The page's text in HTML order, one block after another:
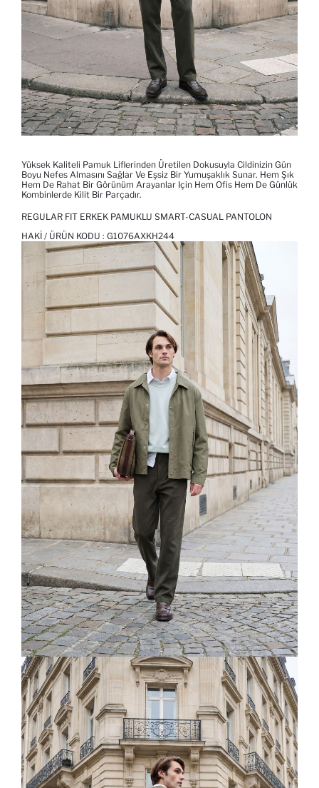
Yüksek Kaliteli Pamuk Liflerinden Üretilen Dokusuyla Cildinizin Gün
Boyu Nefes Almasını Sağlar Ve Eşsiz Bir Yumuşaklık Sunar. Hem Şık
Hem De Rahat Bir Görünüm Arayanlar Için Hem Ofis Hem De Günlük
Kombinlerde Kilit Bir Parçadır.
REGULAR FIT ERKEK PAMUKLU SMART-CASUAL PANTOLON
HAKI / ÜRÜN KODU : G1076AXKH244